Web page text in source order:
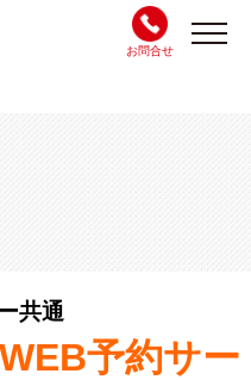
お問合せ
共通
WEB予約サー